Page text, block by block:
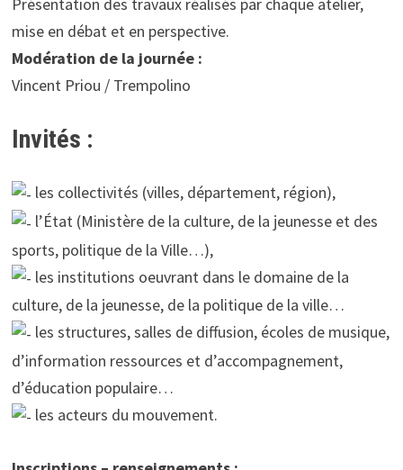
Présentation des travaux réalisés par chaque atelier,
mise en débat et en perspective.
Modération de la journée :
Vincent Priou / Trempolino
Invités :
les collectivités (villes, département, région),
l’État (Ministère de la culture, de la jeunesse et des
sports, politique de la Ville…),
les institutions oeuvrant dans le domaine de la
culture, de la jeunesse, de la politique de la ville…
les structures, salles de diffusion, écoles de musique,
d’information ressources et d’accompagnement,
d’éducation populaire…
les acteurs du mouvement.